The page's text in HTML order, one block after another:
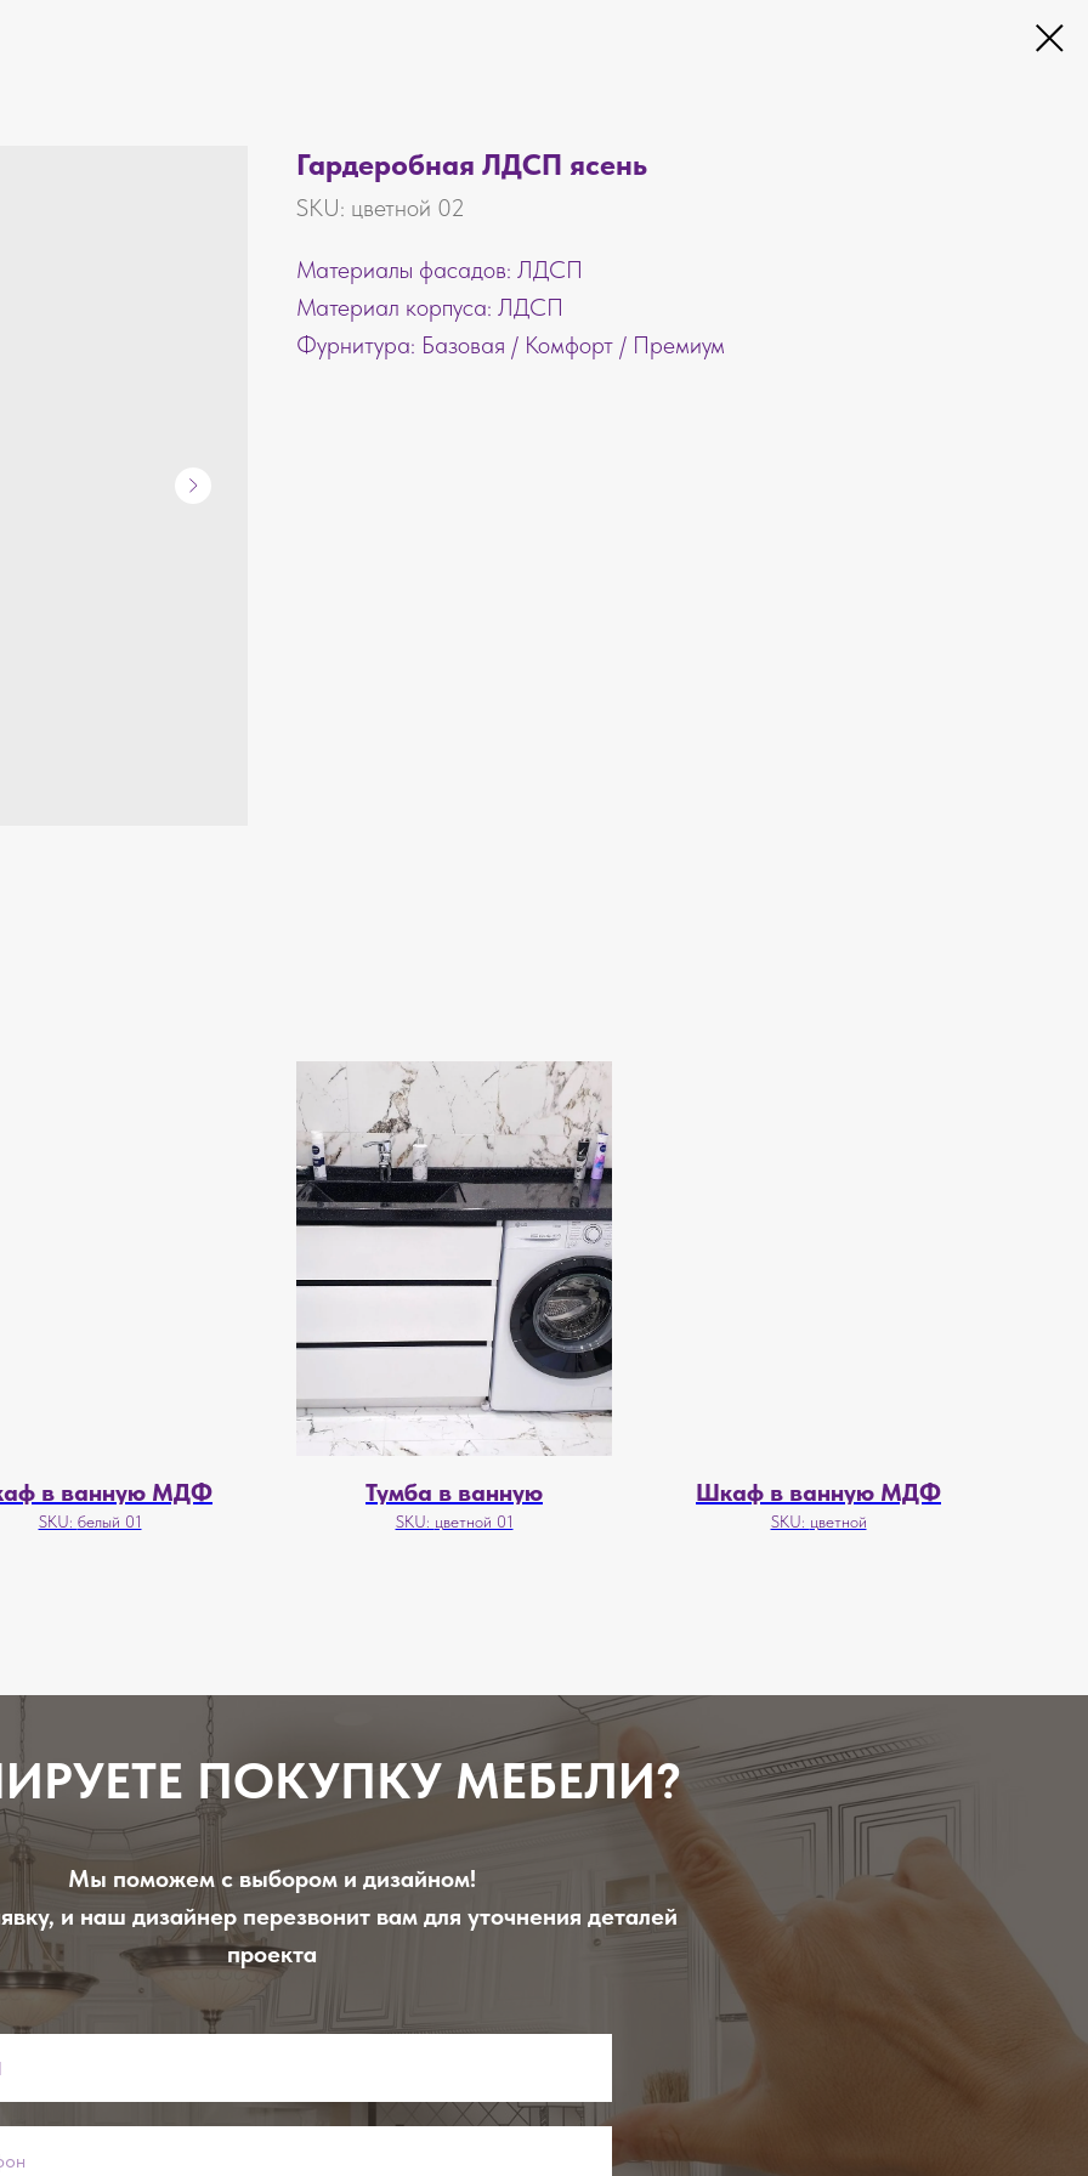
Гардеробная ЛДСП ясень
SKU: цветной 02
Материалы фасадов: ЛДСП
Материал корпуса: ЛДСП
Фурнитура: Базовая / Комфорт / Премиум
в ванную МДФ
SKU: белый 01
Тумба в ванную
SKU: цветной 01
Шкаф в ванную МДФ
SKU: цветной
ПОКУПКУ МЕБЕЛИ?
Мы поможем с выбором и дизайном!
и наш дизайнер перезвонит вам для уточнения деталей
проекта